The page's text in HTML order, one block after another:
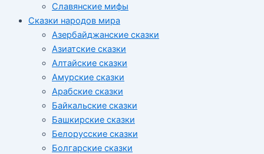
Славянские мифы
Сказки народов мира
Азербайджанские сказки
Азиатские сказки
Алтайские сказки
Амурские сказки
Арабские сказки
Байкальские сказки
Башкирские сказки
Белорусские сказки
Болгарские сказки